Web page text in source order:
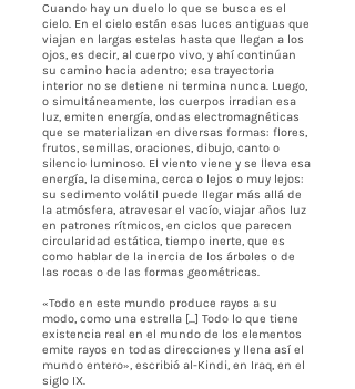
Cuando hay un duelo lo que se busca es el
cielo. En el cielo están esas luces antiguas que
viajan en largas estelas hasta que llegan a los
ojos, es decir, al cuerpo vivo, y ahí continúan
su camino hacia adentro; esa trayectoria
interior no se detiene ni termina nunca. Luego,
o simultáneamente, los cuerpos irradian esa
luz, emiten energía, ondas electromagnéticas
que se materializan en diversas formas: flores,
frutos, semillas, oraciones, dibujo, canto o
silencio luminoso. El viento viene y se lleva esa
energía, la disemina, cerca o lejos o muy lejos:
su sedimento volátil puede llegar más allá de
la atmósfera, atravesar el vacío, viajar años luz
en patrones rítmicos, en ciclos que parecen
circularidad estática, tiempo inerte, que es
como hablar de la inercia de los árboles o de
las rocas o de las formas geométricas.
«Todo en este mundo produce rayos a su
modo, como una estrella [...] Todo lo que tiene
existencia real en el mundo de los elementos
emite rayos en todas direcciones y llena así el
mundo entero», escribió al-Kindi, en Iraq, en el
siglo IX.